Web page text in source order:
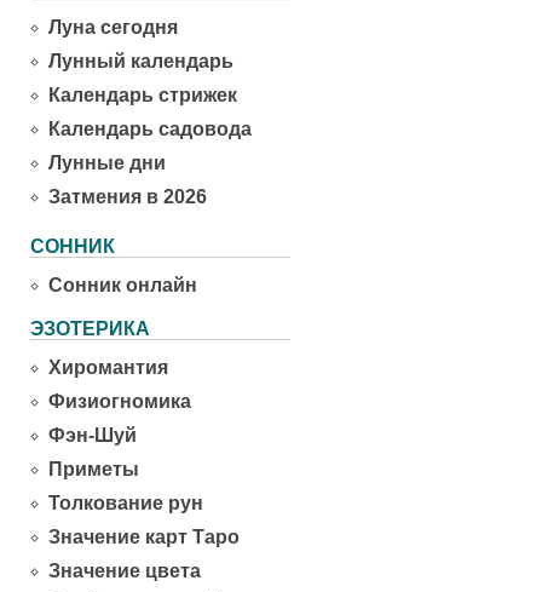
Луна сегодня
Лунный календарь
Календарь стрижек
Календарь садовода
Лунные дни
Затмения в 2026
СОННИК
Сонник онлайн
ЭЗОТЕРИКА
Хиромантия
Физиогномика
Фэн-Шуй
Приметы
Толкование рун
Значение карт Таро
Значение цвета